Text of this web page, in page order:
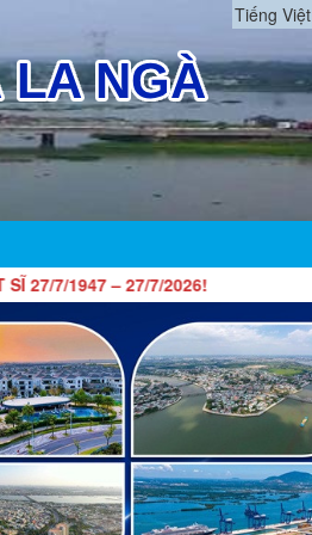
Tiếng Việt
– 27/7/2026!